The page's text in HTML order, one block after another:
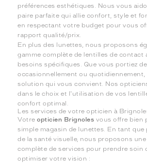
préférences esthétiques. Nous vous
paire parfaite qui allie confort, style et
en respectant votre budget pour vous
rapport qualité/prix.
En plus des lunettes, nous proposons
gamme complète de lentilles de contact
besoins spécifiques. Que vous portiez
occasionnellement ou quotidiennement,
solution qui vous convient. Nos
dans le choix et l'utilisation de vos
confort optimal.
Les services de votre opticien à
Votreopticien Brignoles vous offre bien
simple magasin de lunettes. En tant que
de la santé visuelle, nous proposons
complète de services pour prendre soin
optimiser votre vision :